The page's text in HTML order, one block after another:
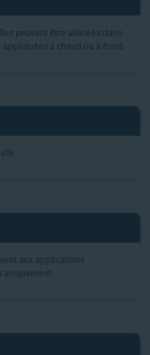
peuvent être utilisées dans
à chaud ou à froid.
aux applications